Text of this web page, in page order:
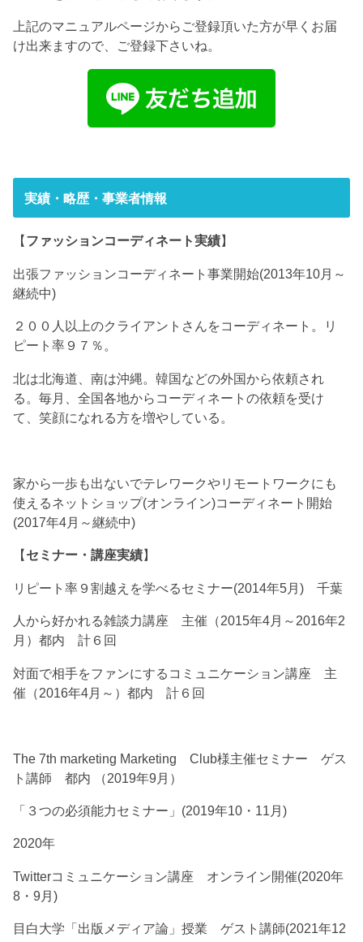
上記のマニュアルページからご登録頂いた方が早くお届
け出来ますので、ご登録下さいね。
実績・略歴・事業者情報
【 ファッションコーディネート実績】
出張ファッションコーディネート事業開始(2013年10月～
継続中)
２００人以上のクライアントさんをコーディネート。リ
ピート率９７％。
北は北海道、南は沖縄。韓国などの外国から依頼され
る。毎月、全国各地からコーディネートの依頼を受け
て、笑顔になれる方を増やしている。
家から一歩も出ないでテレワークやリモートワークにも
使えるネットショップ(オンライン)コーディネート開始
(2017年4月～継続中)
【セミナー・講座実績】
リピート率９割越えを学べるセミナー(2014年5月) 千葉
人から好かれる雑談力講座 主催（2015年4月～2016年2
月）都内 計６回
対面で相手をファンにするコミュニケーション講座 主
催（2016年4月～）都内 計６回
The 7th marketing Marketing Club様主催セミナー ゲス
ト講師 都内 （2019年9月）
「３つの必須能力セミナー」(2019年10・11月)
2020年
Twitterコミュニケーション講座 オンライン開催(2020年
8・9月)
目白大学「出版メディア論」授業 ゲスト講師(2021年12